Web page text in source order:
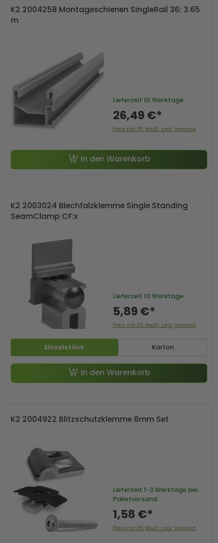
K2 2004258 Montageschienen SingleRail 36; 3.65
m
Lieferzeit 10 Werktage
26,49 €*
Preis mit 0% MwSt. zzgl. Versand
In den Warenkorb
K2 2003024 Blechfalzklemme Single Standing
SeamClamp CF:x
Einzelstück Karton
Lieferzeit 10 Werktage
5,89 €*
Preis mit 0% MwSt. zzgl. Versand
In den Warenkorb
K2 2004922 Blitzschutzklemme 8mm Set
Lieferzeit 1-3 Werktage bei
Paketversand
1,58 €*
Preis mit 0% MwSt. zzgl. Versand